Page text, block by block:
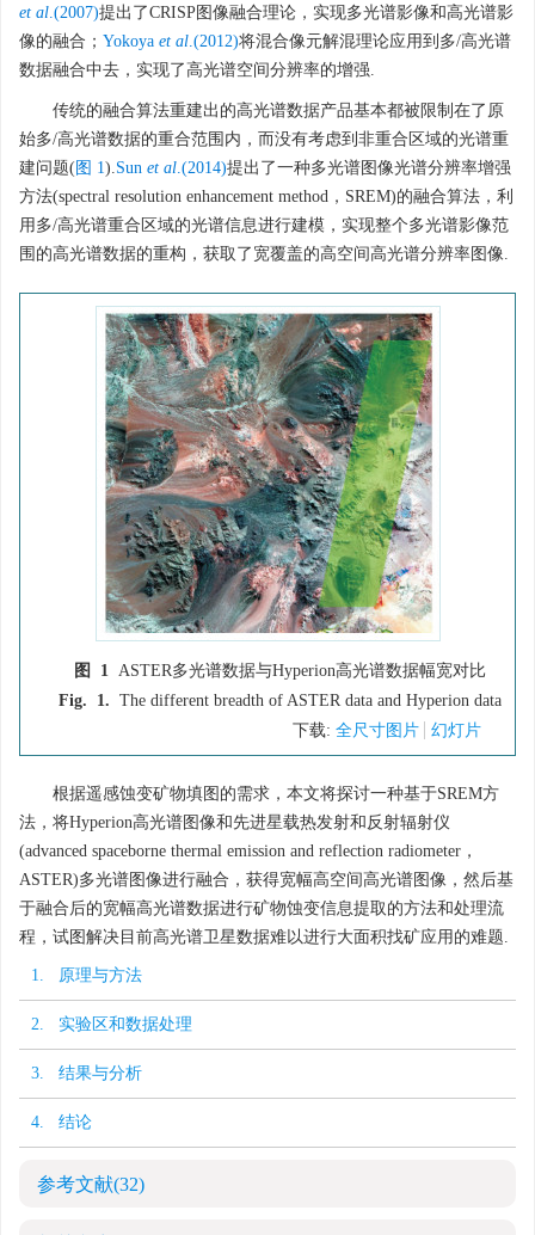
et al.(2007)提出了CRISP图像融合理论，实现多光谱影像和高光谱影
像的融合； Yokoya et al.(2012)将混合像元解混理论应用到多/高光谱
数据融合中去，实现了高光谱空间分辨率的增强.
传统的融合算法重建出的高光谱数据产品基本都被限制在了原
始多/高光谱数据的重合范围内，而没有考虑到非重合区域的光谱重
建问题(图 1).Sun et al.(2014)提出了一种多光谱图像光谱分辨率增强
方法(spectral resolution enhancement method，SREM)的融合算法，利
用多/高光谱重合区域的光谱信息进行建模，实现整个多光谱影像范
围的高光谱数据的重构，获取了宽覆盖的高空间高光谱分辨率图像.
图 1 ASTER多光谱数据与Hyperion高光谱数据幅宽对比
Fig. 1. The different breadth of ASTER data and Hyperion data
下载: 全尺寸图片 幻灯片
根据遥感蚀变矿物填图的需求，本文将探讨一种基于SREM方
法，将Hyperion高光谱图像和先进星载热发射和反射辐射仪
(advanced spaceborne thermal emission and reflection radiometer，
ASTER)多光谱图像进行融合，获得宽幅高空间高光谱图像，然后基
于融合后的宽幅高光谱数据进行矿物蚀变信息提取的方法和处理流
程，试图解决目前高光谱卫星数据难以进行大面积找矿应用的难题.
1. 原理与方法
2. 实验区和数据处理
3. 结果与分析
4. 结论
参考文献(32)